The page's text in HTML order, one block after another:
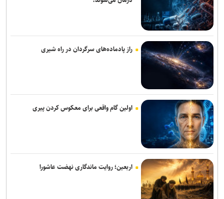
توسعه‌یافتگی باید از کودکستان و دبستان آغاز شود/ کاهش سن یادگیری
نیازمند آموزش متناسب با سن کودکان است
آتش‌سوزی در کارخانه تولید فندک در نصیرآباد یک کشته و ۵ مصدوم برجا
گذاشت + فیلم
شده است / اماکن ورزشی آموزش و پرورش نباید حتی یک لحظه بدون
دانش‌آموز و مردم باشد
بخشی از کمبود معلم با حق‌التدریس و به‌کارگیری بازنشستگان جبران
می‌شود
هشدار پلیس فتا؛ جلوگیری از فریز تراست‌ولت تله کلاهبرداران است
پیام رئیس سازمان قضایی نیرو‌های مسلح خطاب به دبیر جدید شورای
عالی امنیت ملی
راز پادماده‌های سرگردان در راه شیری
اولین گام واقعی برای معکوس کردن پیری
اربعین؛ روایت ماندگاری نهضت عاشورا